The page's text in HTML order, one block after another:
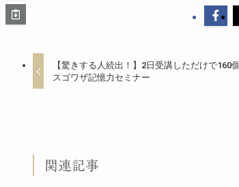
【驚きする人続出！】2日受講しただけで160
スゴワザ記憶力セミナー
関連記事